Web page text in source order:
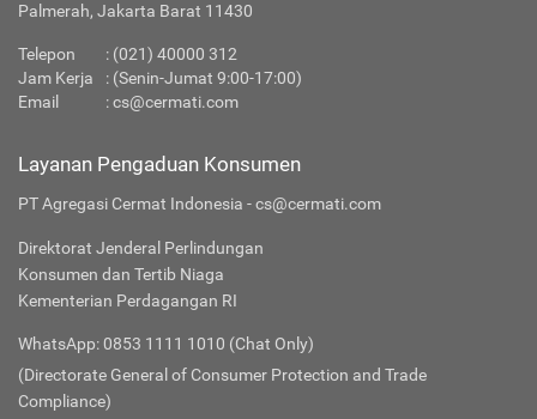
Palmerah, Jakarta Barat 11430
Telepon : (021) 40000 312
Jam Kerja
: (Senin-Jumat 9:00-17:00)
Email
:cs@cermati.com
Layanan Pengaduan Konsumen
PT Agregasi Cermat Indonesia - cs@cermati.com
Direktorat Jenderal Perlindungan
Konsumen dan Tertib Niaga
Kementerian Perdagangan RI
WhatsApp: 0853 1111 1010 (Chat Only)
(Directorate General of Consumer Protection and Trade
Compliance)